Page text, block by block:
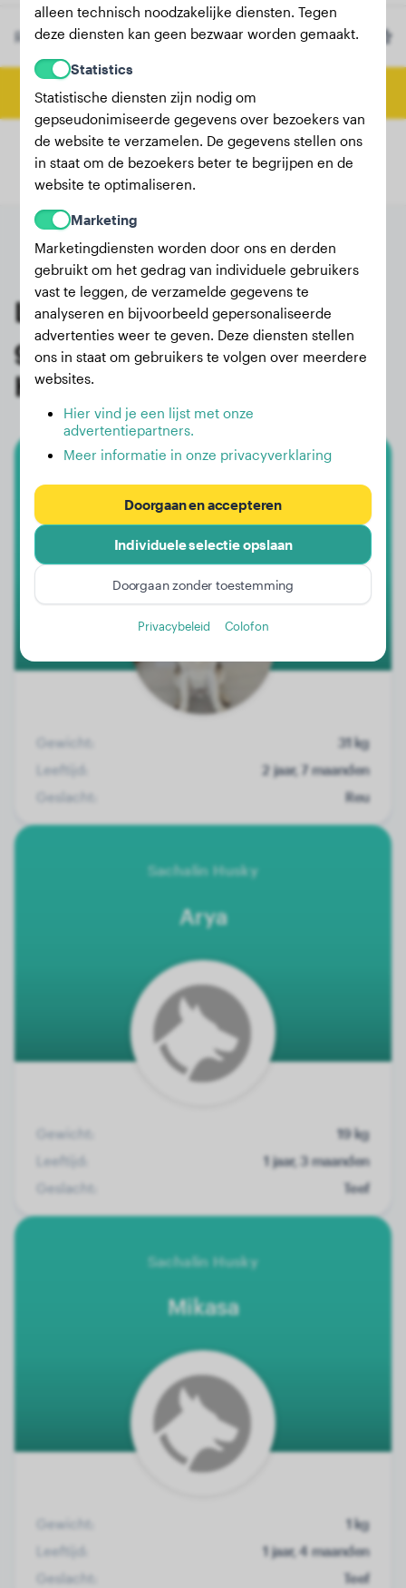
Ras(Optioneel) Sachalin Husky
Bereken eindgewicht
Laatste wegingen van
geregistreerde Sachalin
Husky-eigenaren
Dankev
Gewicht:
31 kg
Leeftijd:
2 jaar, 7 maanden
Geslacht:
Reu
Sachalin Husky
Arya
Gewicht:
19 kg
Leeftijd:
1 jaar, 3 maanden
Geslacht:
Teef
Sachalin Husky
Mikasa
Gewicht:
1 kg
Leeftijd:
1 jaar, 4 maanden
Geslacht:
Teef
alleen technisch noodzakelijke diensten. Tegen
deze diensten kan geen bezwaar worden gemaakt.
Statistics
Statistische diensten zijn nodig om
gepseudonimiseerde gegevens over bezoekers van
de website te verzamelen. De gegevens stellen ons
in staat om de bezoekers beter te begrijpen en de
website te optimaliseren.
Marketing
Marketingdiensten worden door ons en derden
gebruikt om het gedrag van individuele gebruikers
vast te leggen, de verzamelde gegevens te
analyseren en bijvoorbeeld gepersonaliseerde
advertenties weer te geven. Deze diensten stellen
ons in staat om gebruikers te volgen over meerdere
websites.
Hier vind je een lijst met onze
advertentiepartners.
Meer informatie in onze privacyverklaring
Doorgaan en accepteren
Individuele selectie opslaan
Doorgaan zonder toestemming
Privacybeleid Colofon